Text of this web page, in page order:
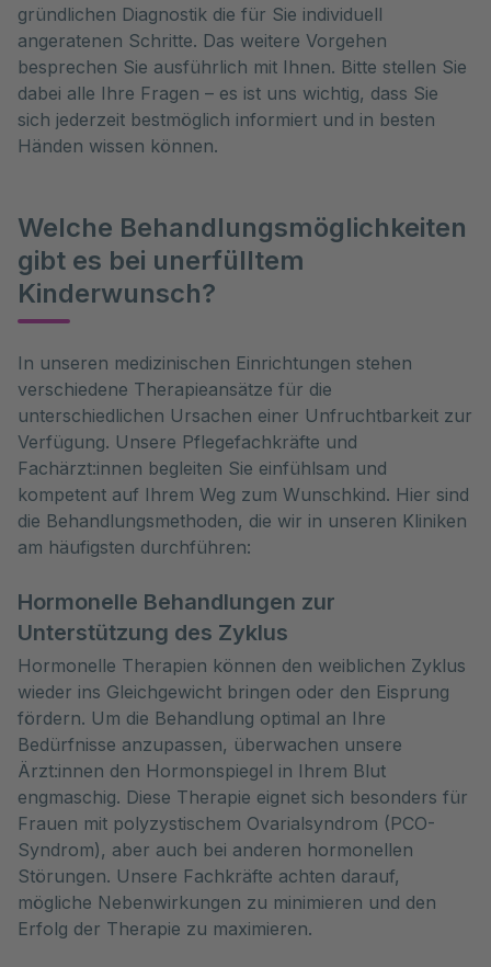
gründlichen Diagnostik die für Sie individuell
angeratenen Schritte. Das weitere Vorgehen
besprechen Sie ausführlich mit Ihnen. Bitte stellen Sie
dabei alle Ihre Fragen – es ist uns wichtig, dass Sie
sich jederzeit bestmöglich informiert und in besten
Händen wissen können.
Welche Behandlungsmöglichkeiten
gibt es bei unerfülltem
Kinderwunsch?
In unseren medizinischen Einrichtungen stehen
verschiedene Therapieansätze für die
unterschiedlichen Ursachen einer Unfruchtbarkeit zur
Verfügung. Unsere Pflegefachkräfte und
Fachärzt:innen begleiten Sie einfühlsam und
kompetent auf Ihrem Weg zum Wunschkind. Hier sind
die Behandlungsmethoden, die wir in unseren Kliniken
am häufigsten durchführen:
Hormonelle Behandlungen zur
Unterstützung des Zyklus
Hormonelle Therapien können den weiblichen Zyklus
wieder ins Gleichgewicht bringen oder den Eisprung
fördern. Um die Behandlung optimal an Ihre
Bedürfnisse anzupassen, überwachen unsere
Ärzt:innen den Hormonspiegel in Ihrem Blut
engmaschig. Diese Therapie eignet sich besonders für
Frauen mit polyzystischem Ovarialsyndrom (PCO-
Syndrom), aber auch bei anderen hormonellen
Störungen. Unsere Fachkräfte achten darauf,
mögliche Nebenwirkungen zu minimieren und den
Erfolg der Therapie zu maximieren.